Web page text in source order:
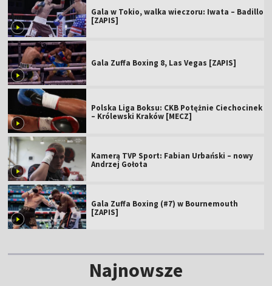
Gala w Tokio, walka wieczoru: Iwata – Badillo
[ZAPIS]
Gala Zuffa Boxing 8, Las Vegas [ZAPIS]
Polska Liga Boksu: CKB Potężnie Ciechocinek
– Królewski Kraków [MECZ]
Kamerą TVP Sport: Fabian Urbański – nowy
Andrzej Gołota
Gala Zuffa Boxing (#7) w Bournemouth
[ZAPIS]
Najnowsze